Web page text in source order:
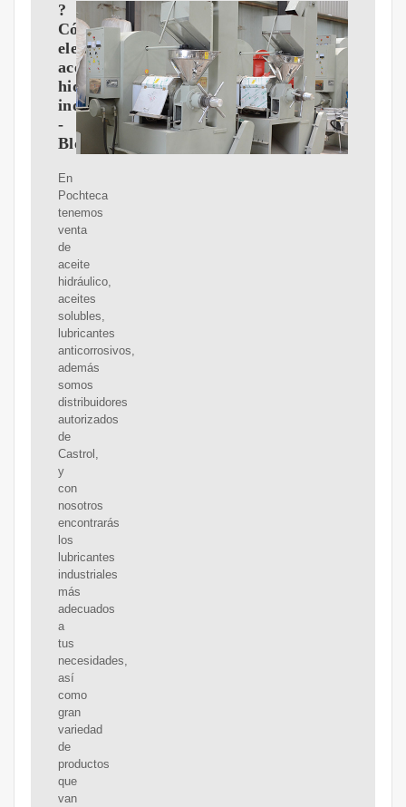
?
Cómo
elegir
aceites
hidráulicos
industriales?
-
Blog
En
Pochteca
tenemos
venta
de
aceite
hidráulico,
aceites
solubles,
lubricantes
anticorrosivos,
además
somos
distribuidores
autorizados
de
Castrol,
y
con
nosotros
encontrarás
los
lubricantes
industriales
más
adecuados
a
tus
necesidades,
así
como
gran
variedad
de
productos
que
van